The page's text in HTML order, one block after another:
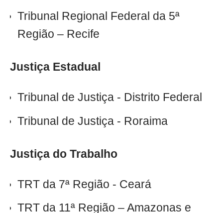
Tribunal Regional Federal da 5ª
Região – Recife
Justiça Estadual
Tribunal de Justiça - Distrito Federal
Tribunal de Justiça - Roraima
Justiça do Trabalho
TRT da 7ª Região - Ceará
TRT da 11ª Região – Amazonas e